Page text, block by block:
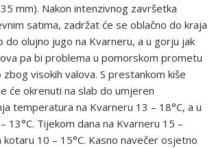
mm). Nakon intenzivnog završetka
satima, zadržat će se oblačno do kraja
do olujno jugo na Kvarneru, a u gorju jak
pa bi problema u pomorskom prometu
visokih valova. S prestankom kiše
će okrenuti na slab do umjeren
temperatura na Kvarneru 13 – 18°C, a u
13°C. Tijekom dana na Kvarneru 15 –
kotaru 10 – 15°C. Kasno navečer osjetno